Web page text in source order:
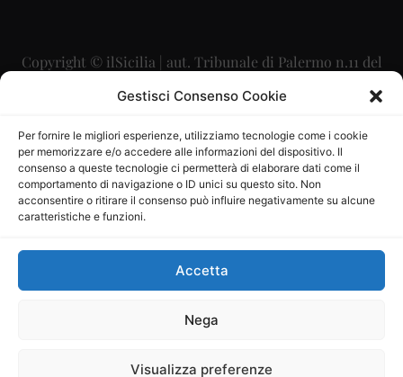
Gestisci Consenso Cookie
Per fornire le migliori esperienze, utilizziamo tecnologie come i cookie
per memorizzare e/o accedere alle informazioni del dispositivo. Il
consenso a queste tecnologie ci permetterà di elaborare dati come il
comportamento di navigazione o ID unici su questo sito. Non
acconsentire o ritirare il consenso può influire negativamente su alcune
caratteristiche e funzioni.
Accetta
Nega
Visualizza preferenze
Copyright © ilSicilia | aut. Tribunale di Palermo n.11 del
29/09/2015
Direttore Editoriale: Maurizio Scaglione
Direttore Responsabile: Maria Calabrese
P.IVA: 06334930820
Mercurio Comunicazione Società Cooperativa a r.l. è
iscritta al Registro degli Operatori di Comunicazione al